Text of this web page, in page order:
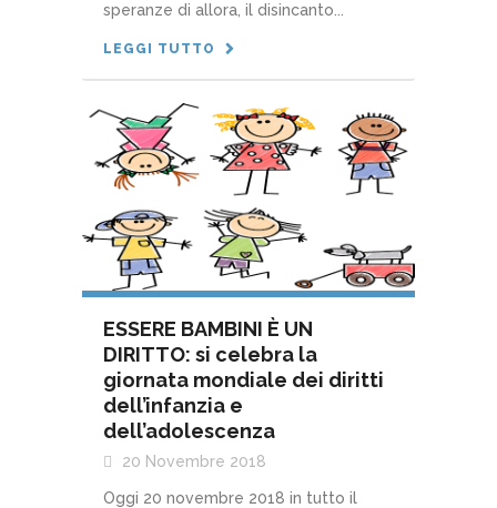
speranze di allora, il disincanto...
LEGGI TUTTO
ESSERE BAMBINI È UN
DIRITTO: si celebra la
giornata mondiale dei diritti
dell’infanzia e
dell’adolescenza
20 Novembre 2018
Oggi 20 novembre 2018 in tutto il